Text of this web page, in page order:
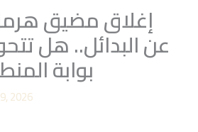
إغلاق مضيق
عن البدائل.. هل
بوابة
2026